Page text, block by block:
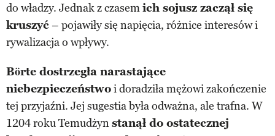
do władzy. Jednak z czasemich sojusz zaczął się
kruszyć– pojawiły się napięcia, różnice interesów i
rywalizacja o wpływy.
Börte dostrzegła narastające
niebezpieczeństwoi doradziła mężowi zakończenie
tej przyjaźni. Jej sugestia była odważna, ale trafna. W
1204 roku Temudżynstanął do ostatecznej